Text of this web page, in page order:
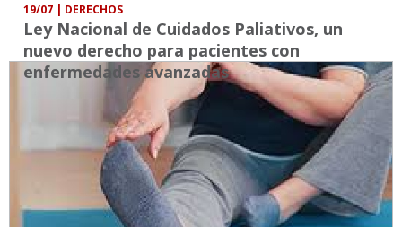
19/07 | DERECHOS
Ley Nacional de Cuidados Paliativos, un
nuevo derecho para pacientes con
enfermedades avanzadas